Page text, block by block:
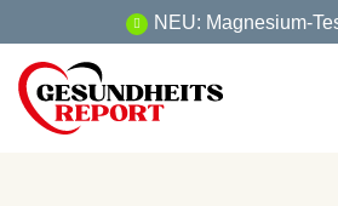
Inhalt
springen
NEU: Magnesium-